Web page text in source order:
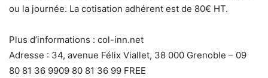
ou la journée. La cotisation adhérent est de 80€ HT.
Plus d’informations : col-inn.net
Adresse : 34, avenue Félix Viallet, 38 000 Grenoble – 09
80 81 36 9909 80 81 36 99 FREE